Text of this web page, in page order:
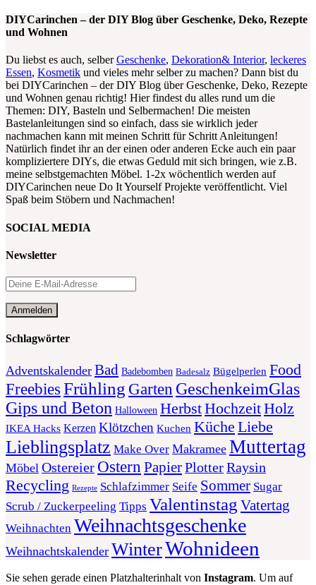
DIYCarinchen – der DIY Blog über Geschenke, Deko, Rezepte
und Wohnen
Du liebst es auch, selberGeschenke, Dekoration& Interior, leckeres
Essen, Kosmetik und vieles mehr selber zu machen? Dann bist du
bei DIYCarinchen – der DIY Blog über Geschenke, Deko, Rezepte
und Wohnen genau richtig! Hier findest du alles rund um die
Themen: DIY, Basteln und Selbermachen! Die meisten
Bastelanleitungen sind so einfach, dass sie wirklich jeder
nachmachen kann mit meinen Schritt für Schritt Anleitungen!
Natürlich findet ihr an der einen oder anderen Ecke auch ein paar
kompliziertere DIYs, die etwas Geduld mit sich bringen, wie z.B.
meine selbstgemachten Möbel. 1-2x wöchentlich werden auf
DIYCarinchen neue Do It Yourself Projekte veröffentlicht. Viel
Spaß beim Stöbern und Nachmachen!
SOCIAL MEDIA
Newsletter
Schlagwörter
Adventskalender Bad Badebomben Badesalz Bügelperlen Food
FreebiesFrühling Garten GeschenkeimGlas
Gips und Beton Halloween HerbstHochzeitHolz
IKEA Hacks Kerzen Klötzchen Kuchen Küche Liebe
Lieblingsplatz Make Over Makramee Muttertag
Möbel Ostereier Ostern PapierPlotterRaysin
Recycling Rezepte Schlafzimmer Seife Sommer Sugar
Scrub / Zuckerpeeling Tipps Valentinstag Vatertag
Weihnachten Weihnachtsgeschenke
Weihnachtskalender WinterWohnideen
Sie sehen gerade einen Platzhalterinhalt von Instagram. Um auf